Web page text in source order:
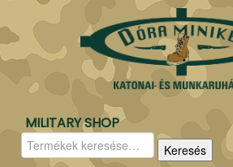
MILITARY SHOP
Keresés
a
Keresés